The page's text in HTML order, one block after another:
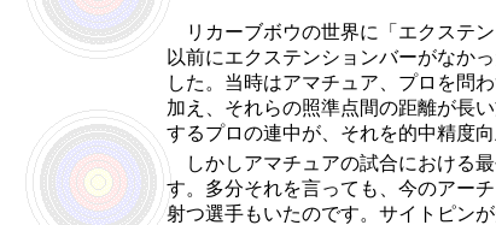
リカーブボウの世界に「エクステ
以前にエクステンションバーがなか
した。当時はアマチュア、プロを問
加え、それらの照準点間の距離が長
するプロの連中が、それを的中精度
しかしアマチュアの試合における
す。多分それを言っても、今のアー
射つ選手もいたのです。サイトピン